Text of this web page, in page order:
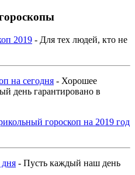
2019 - Для тех людей, кто не
на сегодня - Хорошее
день гарантировано в
гороскоп на 2019 год
дня - Пусть каждый наш день